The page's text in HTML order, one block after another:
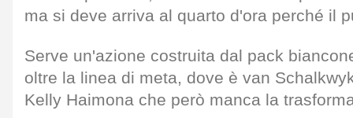
ma si deve arriva al quarto d'ora perché il
Serve un'azione costruita dal pack
oltre la linea di meta, dove è van
Kelly Haimona che però manca la